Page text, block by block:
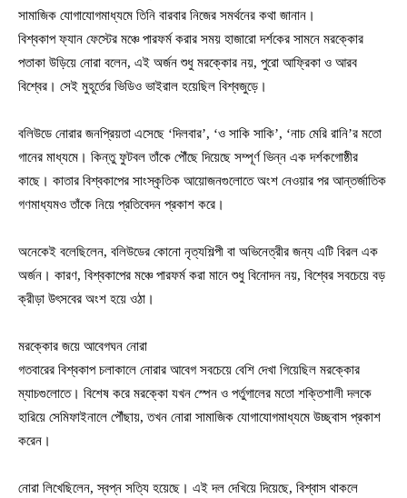
সামাজিক যোগাযোগমাধ্যমে তিনি বারবার নিজের সমর্থনের কথা জানান।
বিশ্বকাপ ফ্যান ফেস্টের মঞ্চে পারফর্ম করার সময় হাজারো দর্শকের সামনে মরক্কোর
পতাকা উড়িয়ে নোরা বলেন, এই অর্জন শুধু মরক্কোর নয়, পুরো আফ্রিকা ও আরব
বিশ্বের। সেই মুহূর্তের ভিডিও ভাইরাল হয়েছিল বিশ্বজুড়ে।
বলিউডে নোরার জনপ্রিয়তা এসেছে ‘দিলবার’, ‘ও সাকি সাকি’, ‘নাচ মেরি রানি’র মতো
গানের মাধ্যমে। কিন্তু ফুটবল তাঁকে পৌঁছে দিয়েছে সম্পূর্ণ ভিন্ন এক দর্শকগোষ্ঠীর
কাছে। কাতার বিশ্বকাপের সাংস্কৃতিক আয়োজনগুলোতে অংশ নেওয়ার পর আন্তর্জাতিক
গণমাধ্যমও তাঁকে নিয়ে প্রতিবেদন প্রকাশ করে।
অনেকেই বলেছিলেন, বলিউডের কোনো নৃত্যশিল্পী বা অভিনেত্রীর জন্য এটি বিরল এক
অর্জন। কারণ, বিশ্বকাপের মঞ্চে পারফর্ম করা মানে শুধু বিনোদন নয়, বিশ্বের সবচেয়ে বড়
ক্রীড়া উৎসবের অংশ হয়ে ওঠা।
মরক্কোর জয়ে আবেগঘন নোরা
গতবারের বিশ্বকাপ চলাকালে নোরার আবেগ সবচেয়ে বেশি দেখা গিয়েছিল মরক্কোর
ম্যাচগুলোতে। বিশেষ করে মরক্কো যখন স্পেন ও পর্তুগালের মতো শক্তিশালী দলকে
হারিয়ে সেমিফাইনালে পৌঁছায়, তখন নোরা সামাজিক যোগাযোগমাধ্যমে উচ্ছ্বাস প্রকাশ
করেন।
নোরা লিখেছিলেন, স্বপ্ন সত্যি হয়েছে। এই দল দেখিয়ে দিয়েছে, বিশ্বাস থাকলে